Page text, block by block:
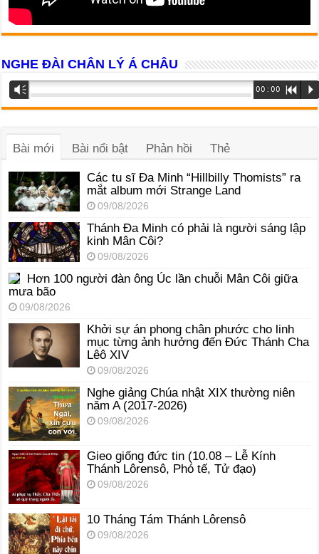
NGHE ĐÀI CHÂN LÝ Á CHÂU
Trình
phát
âm
Vm 00:00 R P
Bài mới Bài nổi bật Phản hồi Thẻ
Các tu sĩ Đa Minh “Hillbilly Thomists” ra
mắt album mới Strange Land
09/08/2026
Thánh Đa Minh có phải là người sáng lập
kinh Mân Côi?
09/08/2026
Hơn 100 người đàn ông Úc lần chuỗi Mân Côi giữa
mưa bão
09/08/2026
Khởi sự án phong chân phước cho linh
mục từng ảnh hưởng đến Đức Thánh Cha
Lêô XIV
09/08/2026
Nghe giảng Chúa nhật XIX thường niên
năm A (2017-2026)
09/08/2026
Gieo giống đức tin (10.08 – Lễ Kính
Thánh Lôrensô, Phó tế, Tử đạo)
09/08/2026
10 Tháng Tám Thánh Lôrensô
09/08/2026